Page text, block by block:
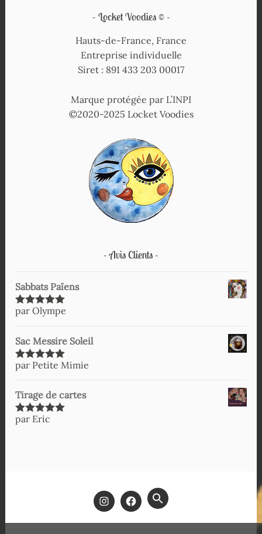
Locket Voodies ©
Hauts-de-France, France
Entreprise individuelle
Siret : 891 433 203 00017
Marque protégée par L’INPI
©2020-2025 Locket Voodies
Avis Clients
Sabbats Païens
Note5sur
par Olympe
Sac Messire Soleil
Note5sur
par Petite Mimie
Tirage de cartes
Note5sur
par Eric
SEARCH
FOR: